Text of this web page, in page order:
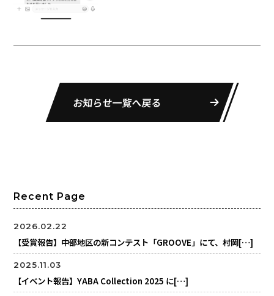
お知らせ一覧へ戻る
Recent Page
2026.02.22
【受賞報告】中部地区の新コンテスト「GROOVE」にて、村岡[…]
2025.11.03
【イベント報告】YABA Collection 2025 に[…]